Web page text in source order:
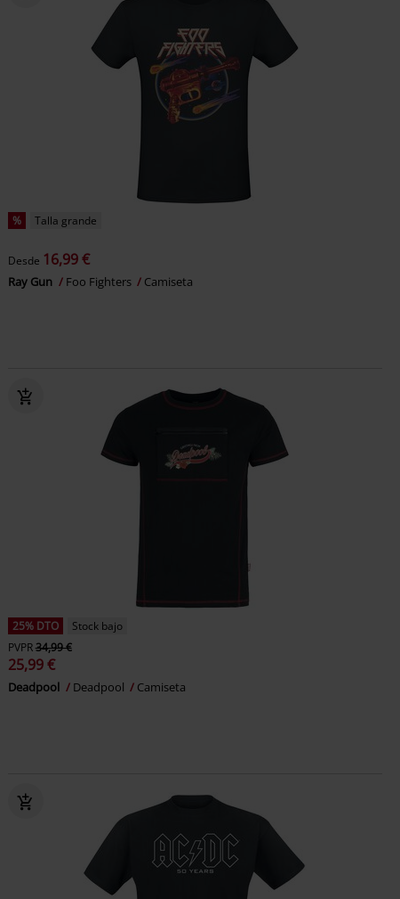
% Talla grande
Desde 16,99 €
Ray Gun Foo Fighters Camiseta
25% DTO
Stock bajo
PVPR34,99 €
25,99 €
Deadpool Deadpool Camiseta